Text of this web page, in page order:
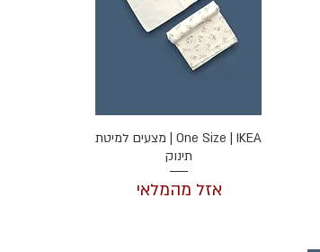
תצוגה מהירהOne Size | IKEA | מצעים למיטת
תינוק
אזל מהמלאי